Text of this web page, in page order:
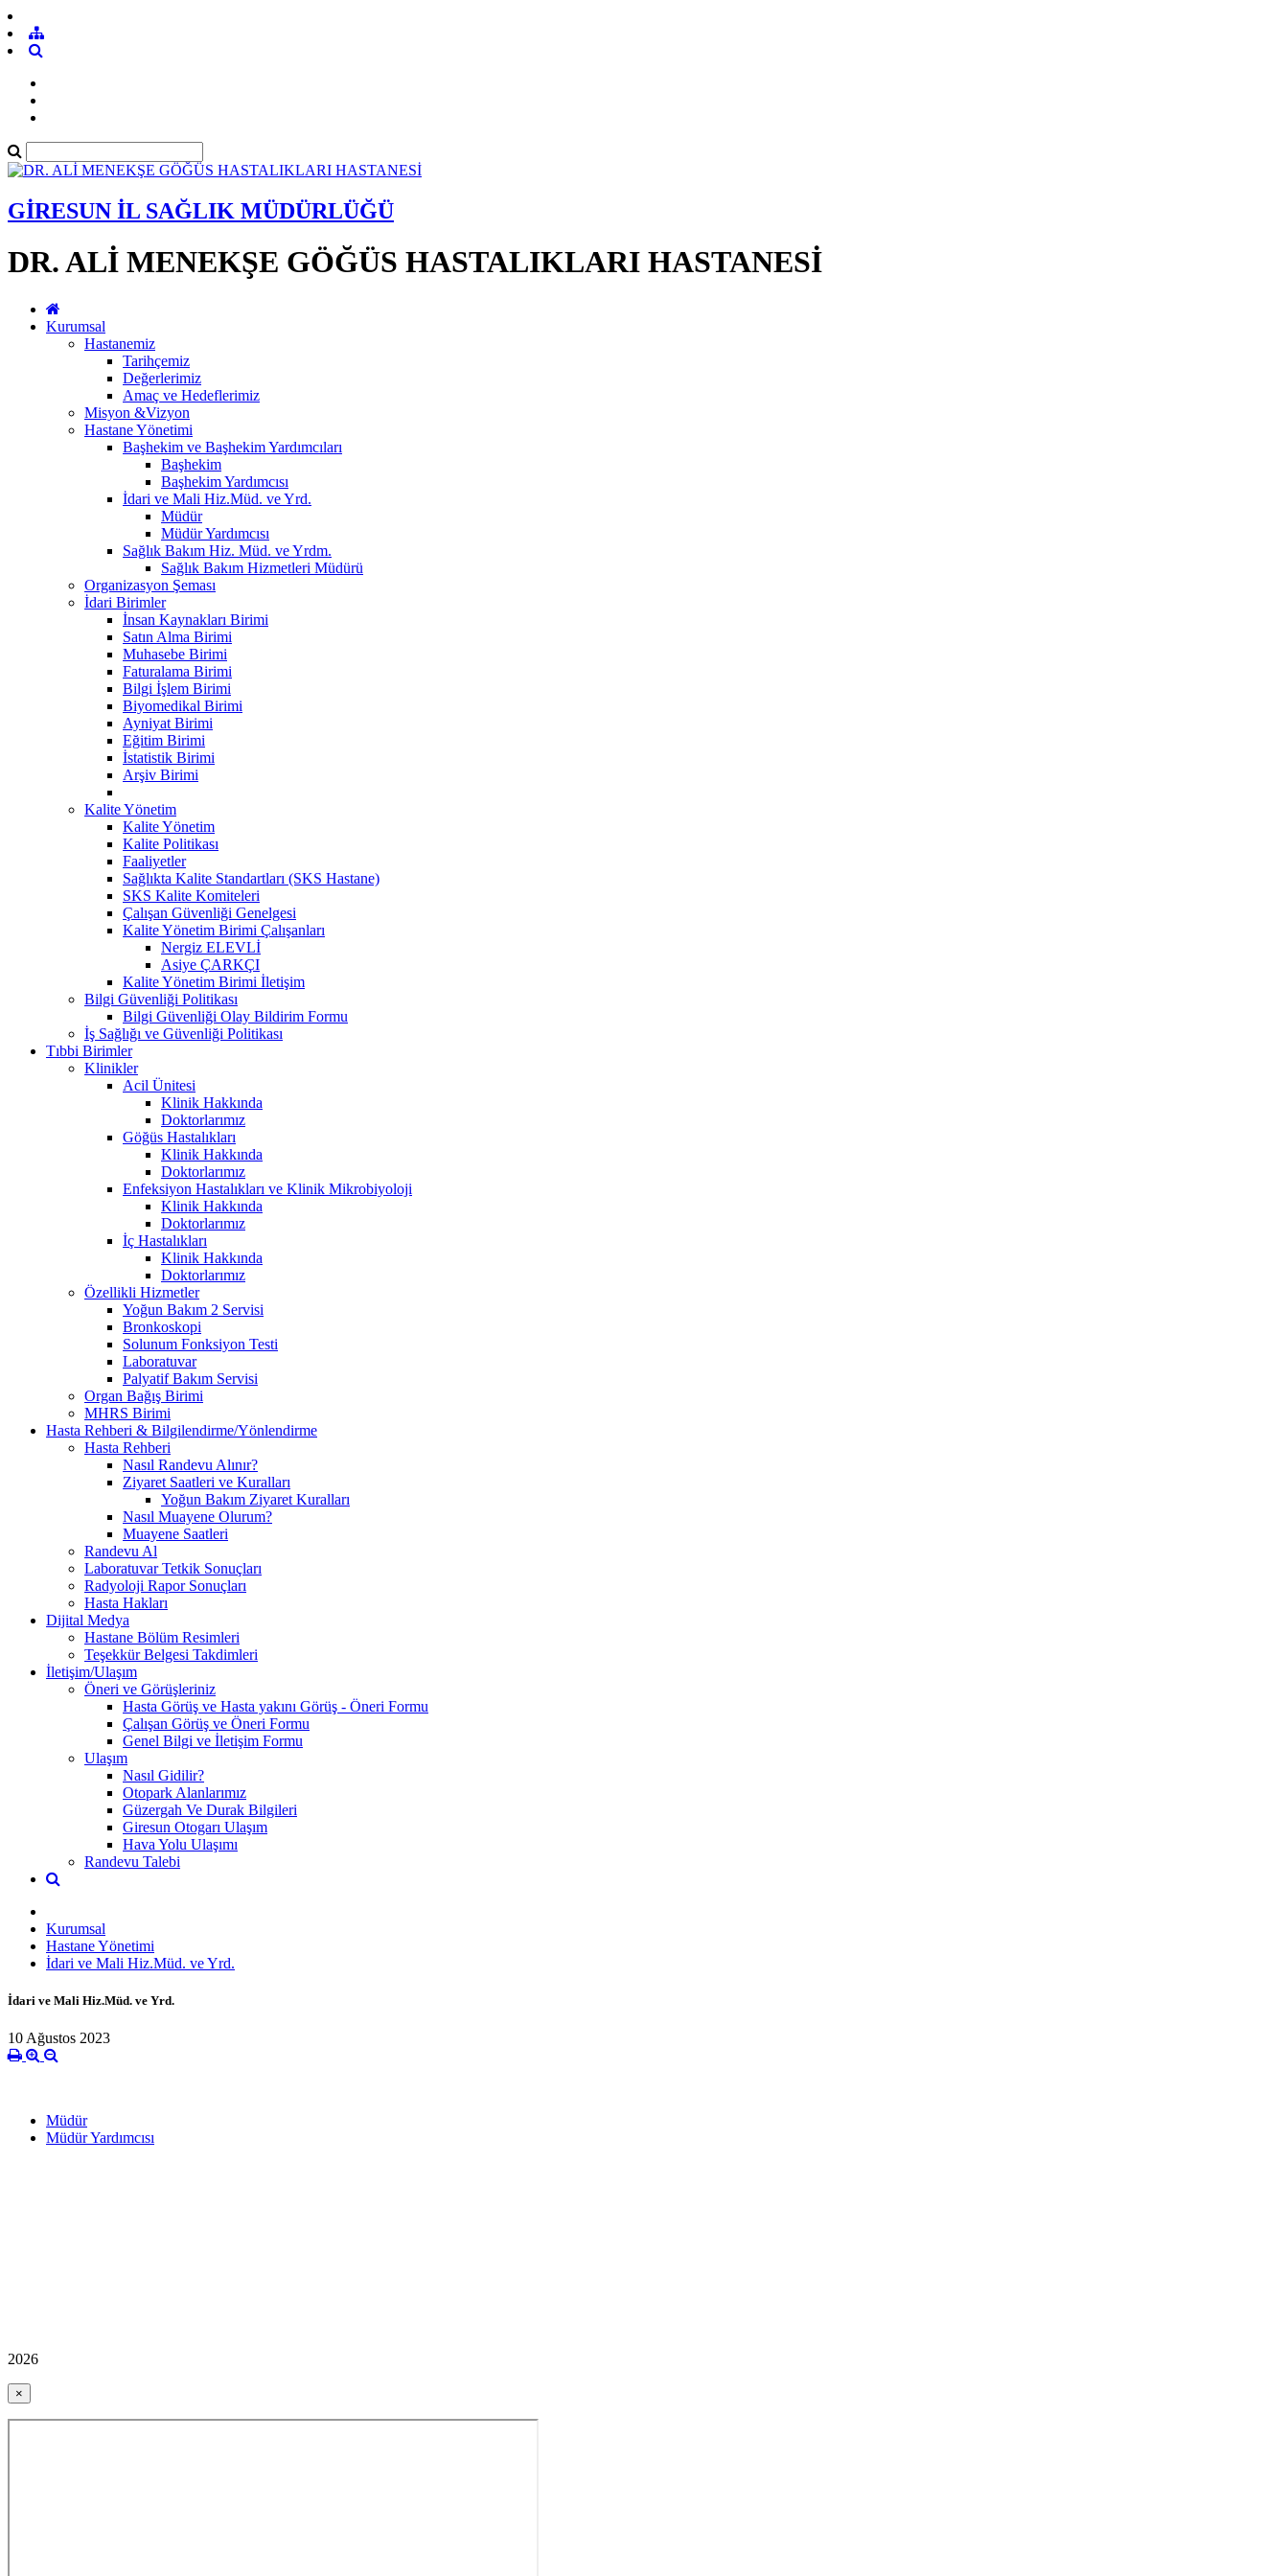
GİRESUN İL SAĞLIK MÜDÜRLÜĞÜ
DR. ALİ MENEKŞE GÖĞÜS HASTALIKLARI HASTANESİ
Kurumsal
Hastanemiz
Tarihçemiz
Değerlerimiz
Amaç ve Hedeflerimiz
Misyon &Vizyon
Hastane Yönetimi
Başhekim ve Başhekim Yardımcıları
Başhekim
Başhekim Yardımcısı
İdari ve Mali Hiz.Müd. ve Yrd.
Müdür
Müdür Yardımcısı
Sağlık Bakım Hiz. Müd. ve Yrdm.
Sağlık Bakım Hizmetleri Müdürü
Organizasyon Şeması
İdari Birimler
İnsan Kaynakları Birimi
Satın Alma Birimi
Muhasebe Birimi
Faturalama Birimi
Bilgi İşlem Birimi
Biyomedikal Birimi
Ayniyat Birimi
Eğitim Birimi
İstatistik Birimi
Arşiv Birimi
Kalite Yönetim
Kalite Yönetim
Kalite Politikası
Faaliyetler
Sağlıkta Kalite Standartları (SKS Hastane)
SKS Kalite Komiteleri
Çalışan Güvenliği Genelgesi
Kalite Yönetim Birimi Çalışanları
Nergiz ELEVLİ
Asiye ÇARKÇI
Kalite Yönetim Birimi İletişim
Bilgi Güvenliği Politikası
Bilgi Güvenliği Olay Bildirim Formu
İş Sağlığı ve Güvenliği Politikası
Tıbbi Birimler
Klinikler
Acil Ünitesi
Klinik Hakkında
Doktorlarımız
Göğüs Hastalıkları
Klinik Hakkında
Doktorlarımız
Enfeksiyon Hastalıkları ve Klinik Mikrobiyoloji
Klinik Hakkında
Doktorlarımız
İç Hastalıkları
Klinik Hakkında
Doktorlarımız
Özellikli Hizmetler
Yoğun Bakım 2 Servisi
Bronkoskopi
Solunum Fonksiyon Testi
Laboratuvar
Palyatif Bakım Servisi
Organ Bağış Birimi
MHRS Birimi
Hasta Rehberi & Bilgilendirme/Yönlendirme
Hasta Rehberi
Nasıl Randevu Alınır?
Ziyaret Saatleri ve Kuralları
Yoğun Bakım Ziyaret Kuralları
Nasıl Muayene Olurum?
Muayene Saatleri
Randevu Al
Laboratuvar Tetkik Sonuçları
Radyoloji Rapor Sonuçları
Hasta Hakları
Dijital Medya
Hastane Bölüm Resimleri
Teşekkür Belgesi Takdimleri
İletişim/Ulaşım
Öneri ve Görüşleriniz
Hasta Görüş ve Hasta yakını Görüş - Öneri Formu
Çalışan Görüş ve Öneri Formu
Genel Bilgi ve İletişim Formu
Ulaşım
Nasıl Gidilir?
Otopark Alanlarımız
Güzergah Ve Durak Bilgileri
Giresun Otogarı Ulaşım
Hava Yolu Ulaşımı
Randevu Talebi
Kurumsal
Hastane Yönetimi
İdari ve Mali Hiz.Müd. ve Yrd.
İdari ve Mali Hiz.Müd. ve Yrd.
10 Ağustos 2023
Müdür
Müdür Yardımcısı
2026
×